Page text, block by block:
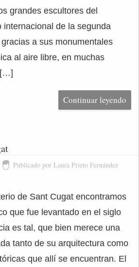
grandes escultores del
internacional de la segunda
a sus monumentales
al aire libre, en muchas
[…]
Continuar leyendo
Publicado por Laura Prieto Fernández
de Sant Cugat encontramos
que fue levantado en el siglo
es tal, que bien merece una
tanto de su arquitectura como
que allí se encuentran. El